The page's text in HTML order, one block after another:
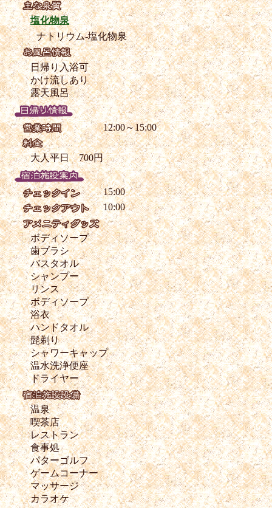
塩化物泉
ナトリウム-塩化物泉
日帰り入浴可
かけ流しあり
露天風呂
12:00～15:00
大人平日 700円
15:00
10:00
ボディソープ
歯ブラシ
バスタオル
シャンプー
リンス
ボディソープ
浴衣
ハンドタオル
髭剃り
シャワーキャップ
温水洗浄便座
ドライヤー
温泉
喫茶店
レストラン
食事処
パターゴルフ
ゲームコーナー
マッサージ
カラオケ